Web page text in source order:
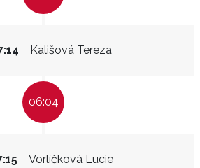
Kališová Tereza
06:04
Vorlíčková Lucie